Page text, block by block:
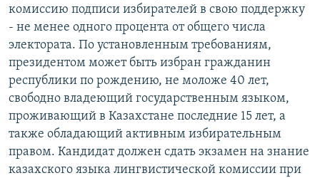
комиссию подписи избирателей в свою поддержку
- не менее одного процента от общего числа
электората. По установленным требованиям,
президентом может быть избран гражданин
республики по рождению, не моложе 40 лет,
свободно владеющий государственным языком,
проживающий в Казахстане последние 15 лет, а
также обладающий активным избирательным
правом. Кандидат должен сдать экзамен на знание
казахского языка лингвистической комиссии при